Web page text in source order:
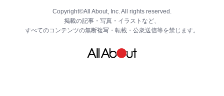
Copyright©All About, Inc. All rights reserved.
掲載の記事・写真・イラストなど、
すべてのコンテンツの無断複写・転載・公衆送信等を禁じます。